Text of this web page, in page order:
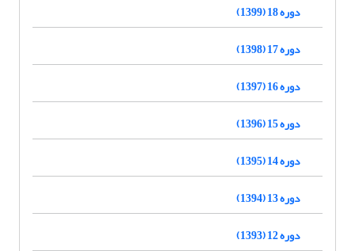
دوره 18 (1399)
دوره 17 (1398)
دوره 16 (1397)
دوره 15 (1396)
دوره 14 (1395)
دوره 13 (1394)
دوره 12 (1393)